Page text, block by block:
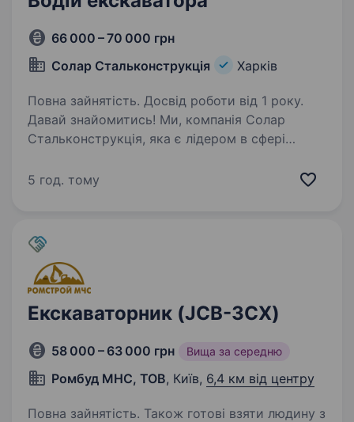
66 000 – 70 000 грн
Солар Стальконструкція
Харків
Повна зайнятість. Досвід роботи від 1 року.
Давай знайомитись! Ми, компанія Солар
Стальконструкція, яка є лідером в сфері
та будівництва сонячних електростанцій «під
5 год. тому
Екскаваторник (JCB-3CX)
58 000 – 63 000 грн Вища за середню
Ромбуд МНС, ТОВ, Київ, 6,4 км від центру
Повна зайнятість. Також готові взяти людину з